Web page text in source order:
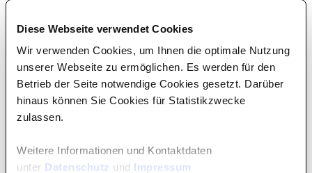
Diese Webseite verwendet Cookies
Wir verwenden Cookies, um Ihnen die optimale Nutzung
unserer Webseite zu ermöglichen. Es werden für den
Betrieb der Seite notwendige Cookies gesetzt. Darüber
hinaus können Sie Cookies für Statistikzwecke
zulassen.
Weitere Informationen und Kontaktdaten
unter Datenschutz und Impressum
antifaschistischen Widerstand heute.
Wichtige Hinweise:
Solidarisches Preissystem:
o Wir bieten begrenzte Plätze zum ermäßigten Preis von
200€ an. Wir wünschen uns, dass dieser
Preis von Menschen in Anspruch genommen wird, die
benötigen dazu keine Nachweise.
o Für Menschen, die etwas Geld übrig haben, bieten wir